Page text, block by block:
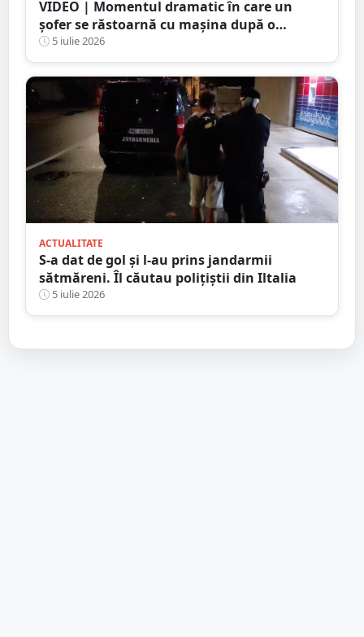
VIDEO | Momentul dramatic în care un
șofer se răstoarnă cu mașina după o
depășire riscantă. Accidentul a fost surprins
de camera de bord
5 iulie 2026
ACTUALITATE
S-a dat de gol și l-au prins jandarmii
sătmăreni. Îl căutau polițiștii din Iltalia
5 iulie 2026